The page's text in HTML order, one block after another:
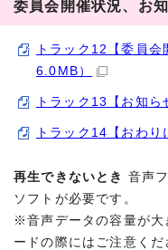
委員会開催状況、お
トラック12【委員
6.0MB）
トラック13【お知
トラック14【おわ
再生できないとき 音声
ソフトが必要です。
※音声データの容量が大
ードの際にはご注意くだ